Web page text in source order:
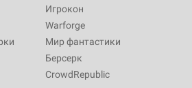
Игрокон
Warforge
Мир фантастики
Берсерк
CrowdRepublic